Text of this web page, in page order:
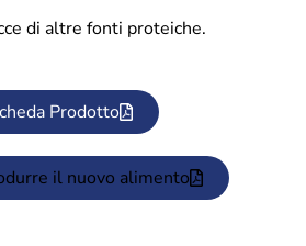
di altre fonti proteiche.
Prodotto
il nuovo alimento